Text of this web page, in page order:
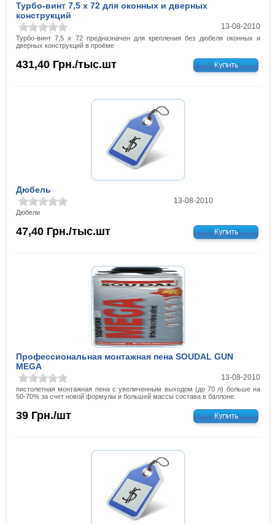
Турбо-винт 7,5 х 72 для оконных и дверных
конструкций
13-08-2010
Турбо-винт 7,5 х 72 предназначен для крепления без дюбеля оконных и
дверных конструкций в проёме
431,40 Грн./тыс.шт
Дюбель
13-08-2010
Дюбели
47,40 Грн./тыс.шт
Профессиональная монтажная пена SOUDAL GUN
MEGA
13-08-2010
пистолетная монтажная пена с увеличенным выходом (до 70 л) больше на
50-70% за счет новой формулы и большей массы состава в баллоне.
39 Грн./шт